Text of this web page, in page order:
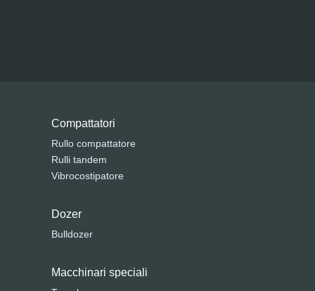
Compattatori
Rullo compattatore
Rulli tandem
Vibrocostipatore
Dozer
Bulldozer
Macchinari speciali